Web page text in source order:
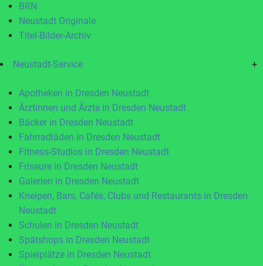
BRN
Neustadt Originale
Titel-Bilder-Archiv
Neustadt-Service +
Apotheken in Dresden Neustadt
Ärztinnen und Ärzte in Dresden Neustadt
Bäcker in Dresden Neustadt
Fahrradläden in Dresden Neustadt
Fitness-Studios in Dresden Neustadt
Friseure in Dresden Neustadt
Galerien in Dresden Neustadt
Kneipen, Bars, Cafés, Clubs und Restaurants in Dresden
Neustadt
Schulen in Dresden Neustadt
Spätshops in Dresden Neustadt
Spielplätze in Dresden Neustadt